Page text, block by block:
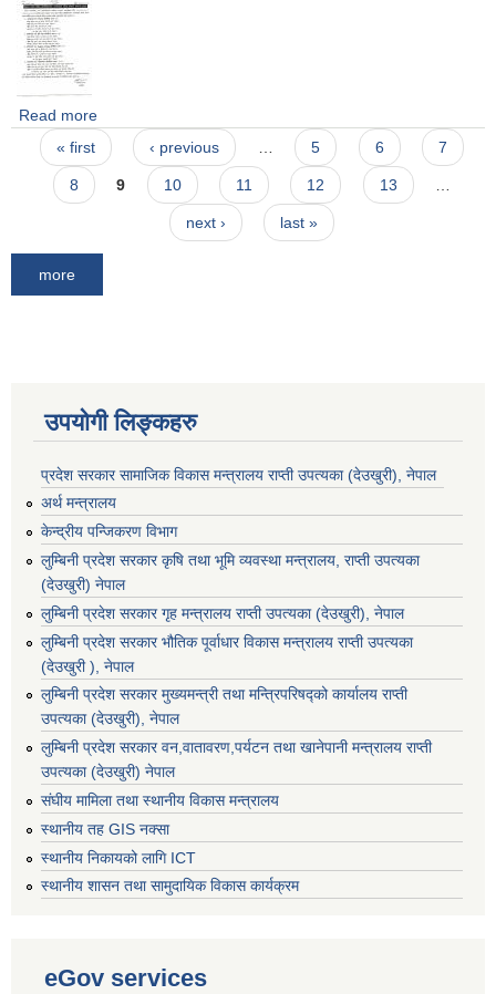
Read more
प्रकशन सम्वन्धी सूचना ।
Pages
« first ‹ previous … 5 6 7
8 9 10 11 12 13 …
next › last »
more
उपयोगी लिङ्कहरु
प्रदेश सरकार सामाजिक विकास मन्‍‍त्रालय राप्ती उपत्यका (देउखुरी), नेपाल
अर्थ मन्त्रालय
केन्द्रीय पन्जिकरण विभाग
लुम्बिनी प्रदेश सरकार कृषि तथा भूमि व्यवस्था मन्त्रालय, राप्ती उपत्यका
(देउखुरी) नेपाल
लुम्बिनी प्रदेश सरकार गृह मन्त्रालय राप्ती उपत्यका (देउखुरी), नेपाल
लुम्बिनी प्रदेश सरकार भौतिक पूर्वाधार विकास मन्त्रालय राप्ती उपत्यका
(देउखुरी ), नेपाल
लुम्बिनी प्रदेश सरकार मुख्यमन्त्री तथा मन्त्रिपरिषद्को कार्यालय राप्ती
उपत्यका (देउखुरी), नेपाल
लुम्बिनी प्रदेश सरकार वन,वातावरण,पर्यटन तथा खानेपानी मन्त्रालय राप्ती
उपत्यका (देउखुरी) नेपाल
संघीय मामिला तथा स्थानीय विकास मन्त्रालय
स्थानीय तह GIS नक्सा
स्थानीय निकायको लागि ICT
स्थानीय शासन तथा सामुदायिक विकास कार्यक्रम
eGov services